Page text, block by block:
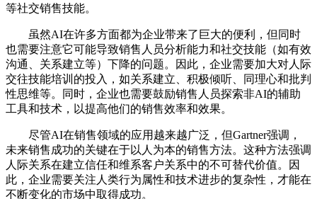
等社交销售技能。
虽然AI在许多方面都为企业带来了巨大的便利，但同时
也需要注意它可能导致销售人员分析能力和社交技能（如有效
沟通、关系建立等）下降的问题。因此，企业需要加大对人际
交往技能培训的投入，如关系建立、积极倾听、同理心和批判
性思维等。同时，企业也需要鼓励销售人员探索非AI的辅助
工具和技术，以提高他们的销售效率和效果。
尽管AI在销售领域的应用越来越广泛，但Gartner强调，
未来销售成功的关键在于以人为本的销售方法。这种方法强调
人际关系在建立信任和维系客户关系中的不可替代价值。因
此，企业需要关注人类行为属性和技术进步的复杂性，才能在
不断变化的市场中取得成功。